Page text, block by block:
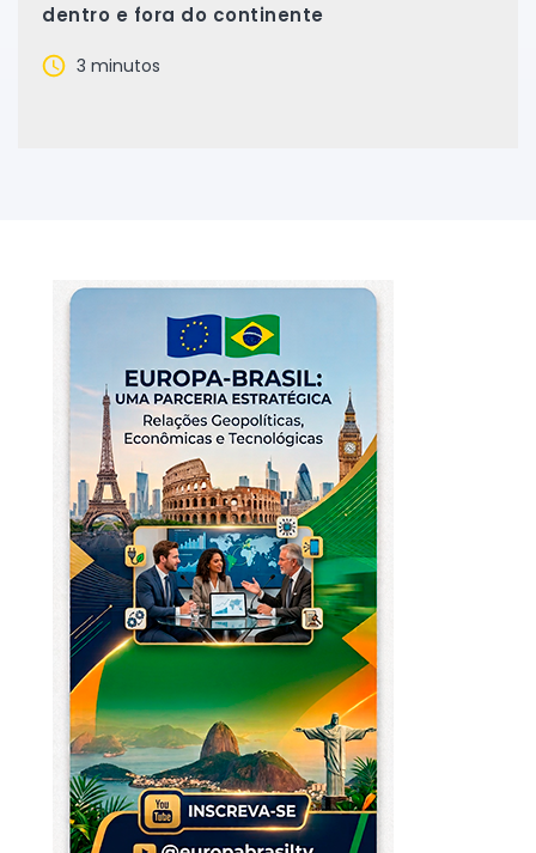
dentro e fora do continente
3 minutos